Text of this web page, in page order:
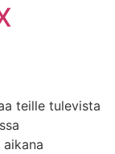
teille tulevista